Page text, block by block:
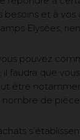
besoins et à
Elysées,
pouvez
il faudra que
être
de